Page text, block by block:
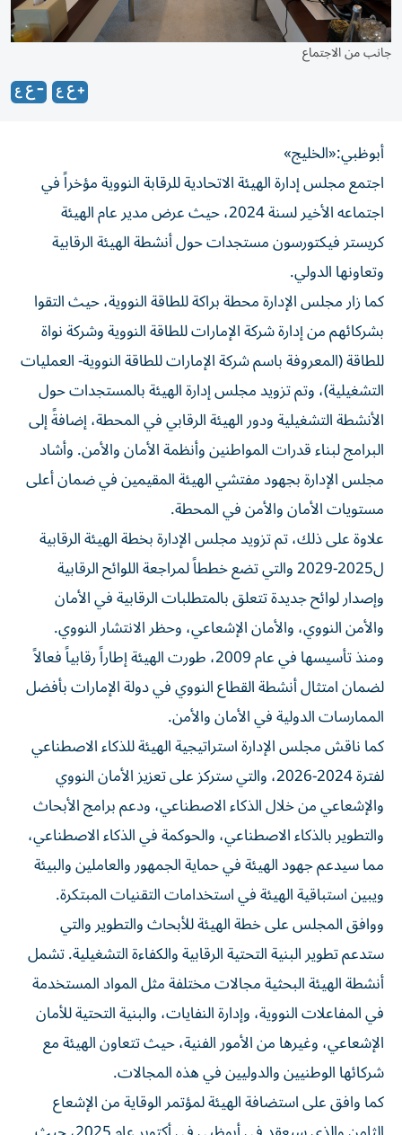
جانب من الاجتماع
أبوظبي:«الخليج»
اجتمع مجلس إدارة الهيئة الاتحادية للرقابة النووية مؤخراً في
اجتماعه الأخير لسنة 2024، حيث عرض مدير عام الهيئة
كريستر فيكتورسون مستجدات حول أنشطة الهيئة الرقابية
وتعاونها الدولي.
كما زار مجلس الإدارة محطة براكة للطاقة النووية، حيث التقوا
بشركائهم من إدارة شركة الإمارات للطاقة النووية وشركة نواة
للطاقة (المعروفة باسم شركة الإمارات للطاقة النووية- العمليات
التشغيلية)، وتم تزويد مجلس إدارة الهيئة بالمستجدات حول
الأنشطة التشغيلية ودور الهيئة الرقابي في المحطة، إضافةً إلى
البرامج لبناء قدرات المواطنين وأنظمة الأمان والأمن. وأشاد
مجلس الإدارة بجهود مفتشي الهيئة المقيمين في ضمان أعلى
مستويات الأمان والأمن في المحطة.
علاوة على ذلك، تم تزويد مجلس الإدارة بخطة الهيئة الرقابية
ل2025-2029 والتي تضع خططاً لمراجعة اللوائح الرقابية
وإصدار لوائح جديدة تتعلق بالمتطلبات الرقابية في الأمان
والأمن النووي، والأمان الإشعاعي، وحظر الانتشار النووي.
ومنذ تأسيسها في عام 2009، طورت الهيئة إطاراً رقابياً فعالاً
لضمان امتثال أنشطة القطاع النووي في دولة الإمارات بأفضل
الممارسات الدولية في الأمان والأمن.
كما ناقش مجلس الإدارة استراتيجية الهيئة للذكاء الاصطناعي
لفترة 2024-2026، والتي ستركز على تعزيز الأمان النووي
والإشعاعي من خلال الذكاء الاصطناعي، ودعم برامج الأبحاث
والتطوير بالذكاء الاصطناعي، والحوكمة في الذكاء الاصطناعي،
مما سيدعم جهود الهيئة في حماية الجمهور والعاملين والبيئة
ويبين استباقية الهيئة في استخدامات التقنيات المبتكرة.
ووافق المجلس على خطة الهيئة للأبحاث والتطوير والتي
ستدعم تطوير البنية التحتية الرقابية والكفاءة التشغيلية. تشمل
أنشطة الهيئة البحثية مجالات مختلفة مثل المواد المستخدمة
في المفاعلات النووية، وإدارة النفايات، والبنية التحتية للأمان
الإشعاعي، وغيرها من الأمور الفنية، حيث تتعاون الهيئة مع
شركائها الوطنيين والدوليين في هذه المجالات.
كما وافق على استضافة الهيئة لمؤتمر الوقاية من الإشعاع